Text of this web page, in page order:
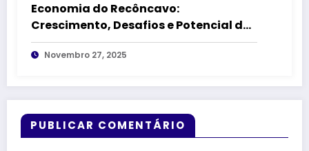
Economia do Recôncavo:
Crescimento, Desafios e Potencial das
Principais Cidades
Novembro 27, 2025
PUBLICAR COMENTÁRIO